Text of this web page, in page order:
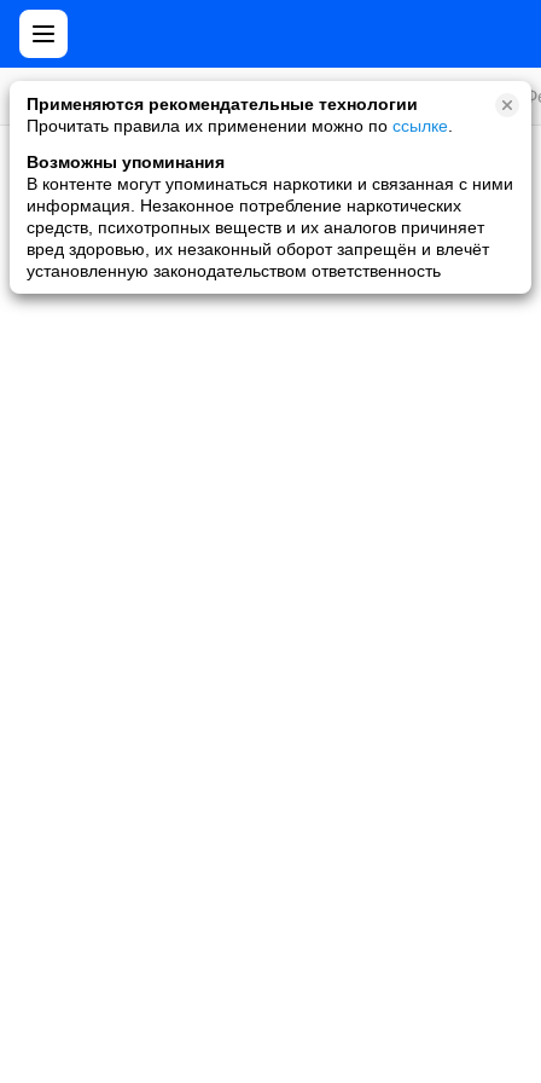
Все игры
Применяются рекомендательные технологии
Прочитать правила их применении можно по ссылке
Возможны упоминания
В контенте могут упоминаться наркотики и связанная с ними
информация. Незаконное потребление наркотических
средств, психотропных веществ и их аналогов причиняет
вред здоровью, их незаконный оборот запрещён и влечёт
установленную законодательством ответственность
Скидки и акции
Ни одной игры не найдено